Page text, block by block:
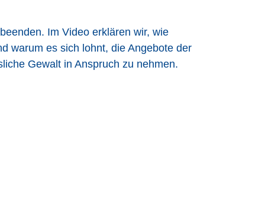
Im Video erklären wir, wie
warum es sich lohnt, die Angebote der
Gewalt in Anspruch zu nehmen.